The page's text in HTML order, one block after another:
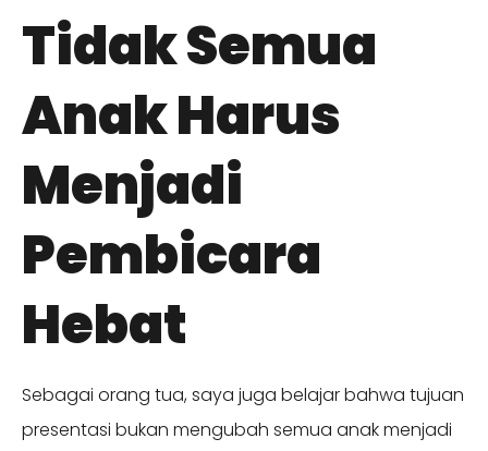
Tidak Semua
Anak Harus
Menjadi
Pembicara
Hebat
Sebagai orang tua, saya juga belajar bahwa tujuan
presentasi bukan mengubah semua anak menjadi